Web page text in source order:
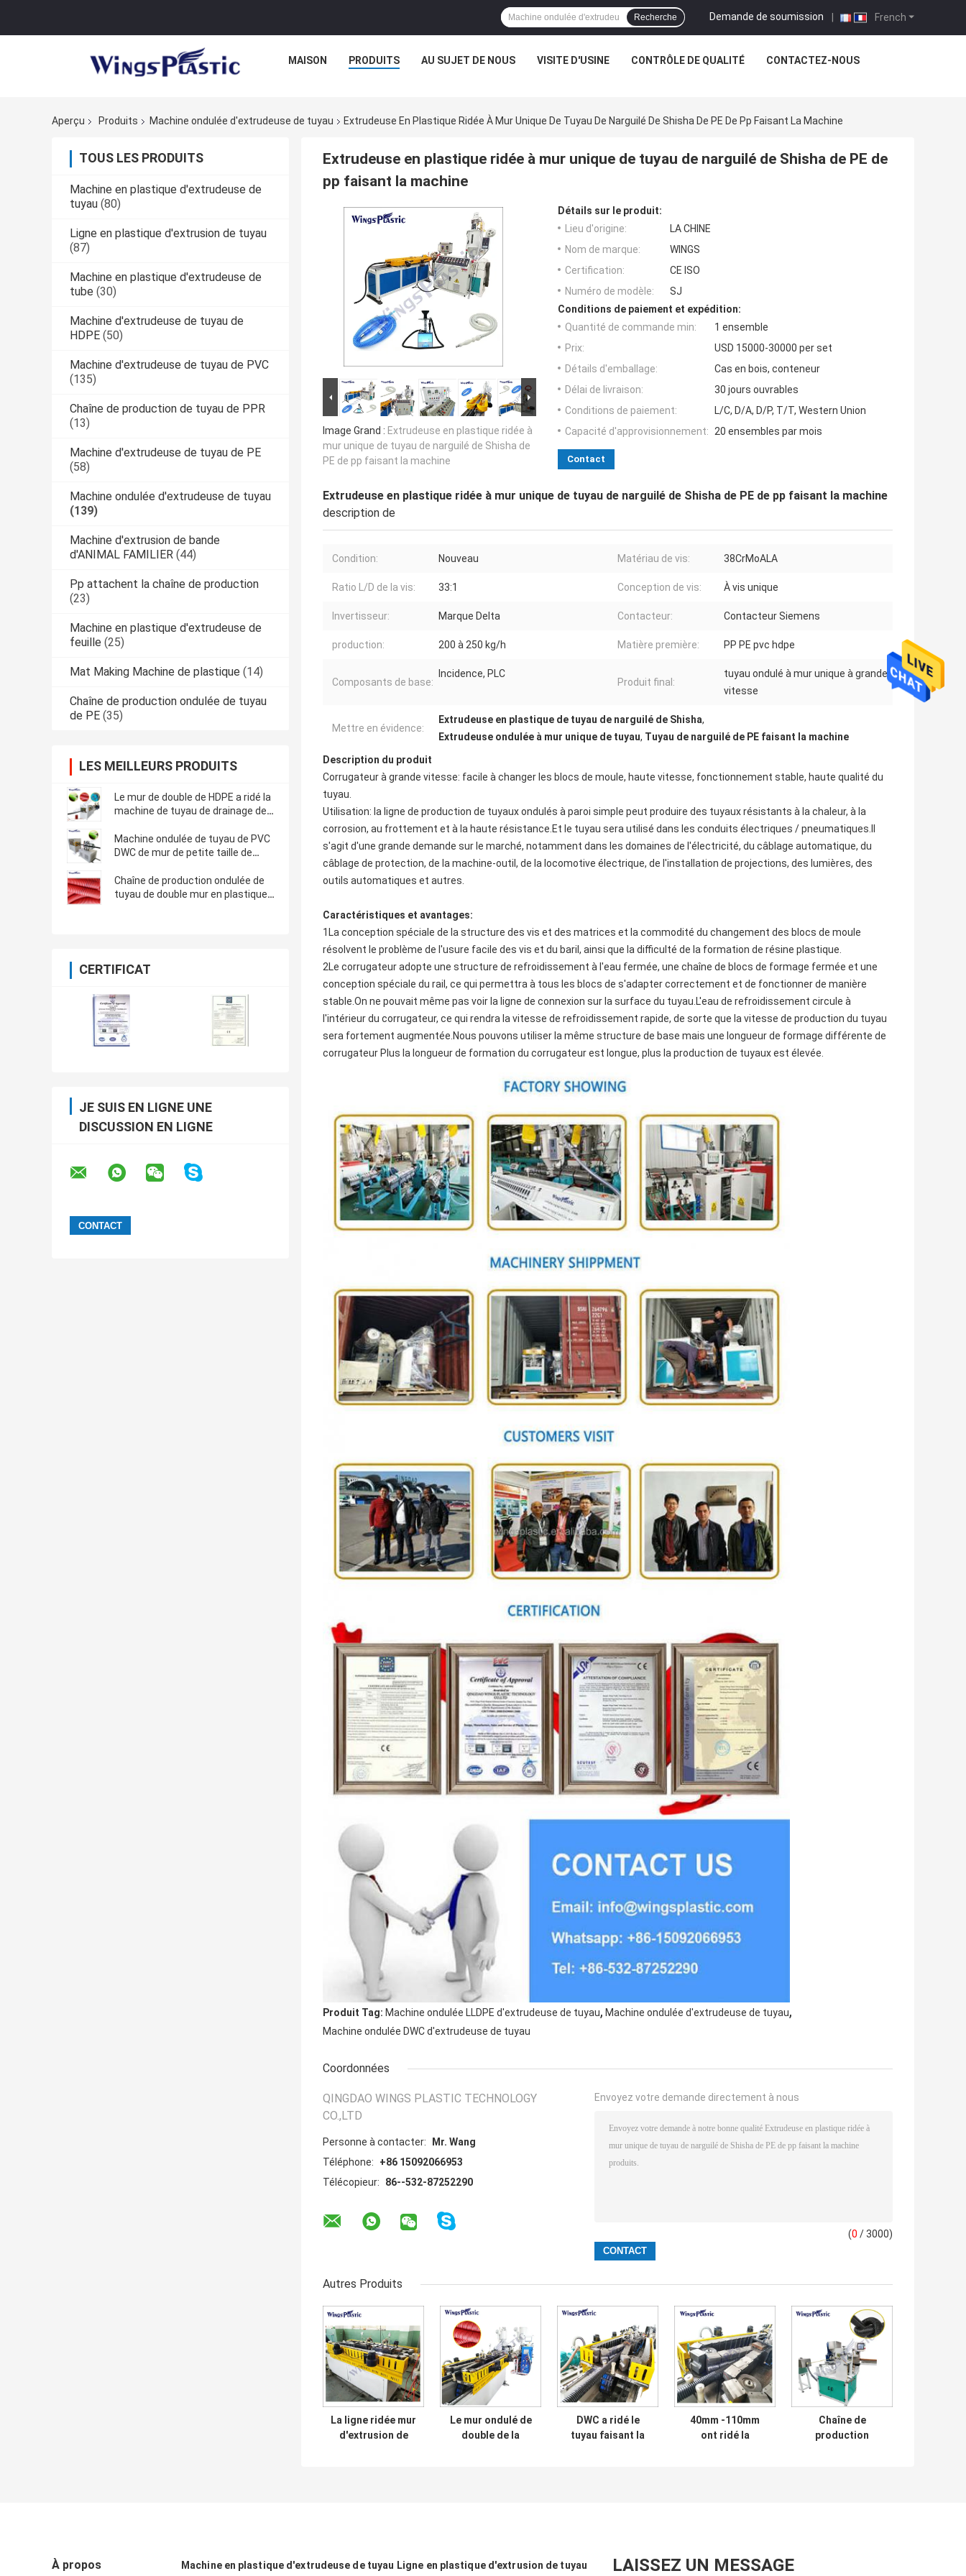
French
Demande de soumission |
Recherche
MAISON PRODUITS AU SUJET DE NOUS VISITE D'USINE CONTRÔLE DE QUALITÉ CONTACTEZ-NOUS
Aperçu Produits Machine ondulée d'extrudeuse de tuyau Extrudeuse En Plastique Ridée À Mur Unique De Tuyau De Narguilé De Shisha De PE De Pp Faisant La Machine
TOUS LES PRODUITS
Machine en plastique d'extrudeuse de
tuyau (80)
Ligne en plastique d'extrusion de tuyau
(87)
Machine en plastique d'extrudeuse de
tube (30)
Machine d'extrudeuse de tuyau de
HDPE (50)
Machine d'extrudeuse de tuyau de PVC
(135)
Chaîne de production de tuyau de PPR
(13)
Machine d'extrudeuse de tuyau de PE
(58)
Machine ondulée d'extrudeuse de tuyau
(139)
Machine d'extrusion de bande
d'ANIMAL FAMILIER (44)
Pp attachent la chaîne de production
(23)
Machine en plastique d'extrudeuse de
feuille (25)
Mat Making Machine de plastique (14)
Chaîne de production ondulée de tuyau
de PE (35)
LES MEILLEURS PRODUITS
Le mur de double de HDPE a ridé la
machine de tuyau de drainage de
Machine ondulée de tuyau de PVC
DWC de mur de petite taille de
Chaîne de production ondulée de
tuyau de double mur en plastique
CERTIFICAT
JE SUIS EN LIGNE UNE
DISCUSSION EN LIGNE
Extrudeuse en plastique ridée à mur unique de tuyau de narguilé de Shisha de PE de
pp faisant la machine
Image Grand : Extrudeuse en plastique ridée à
mur unique de tuyau de narguilé de Shisha de
PE de pp faisant la machine
Détails sur le produit:
Lieu d'origine:
LA CHINE
Nom de marque:
WINGS
Certification:
CE ISO
Numéro de modèle:
SJ
Conditions de paiement et expédition:
Quantité de commande min:
1 ensemble
Prix:
USD 15000-30000 per set
Détails d'emballage:
Cas en bois, conteneur
Délai de livraison:
30 jours ouvrables
Conditions de paiement:
L/C, D/A, D/P, T/T, Western Union
Capacité d'approvisionnement: 20 ensembles par mois
Contact
Extrudeuse en plastique ridée à mur unique de tuyau de narguilé de Shisha de PE de pp faisant la machine
description de
Condition: Nouveau Matériau de vis: 38CrMoALA
Ratio L/D de la vis: 33:1 Conception de vis: À vis unique
Invertisseur: Marque Delta Contacteur: Contacteur Siemens
production: 200 à 250 kg/h Matière première: PP PE pvc hdpe
Composants de base:
Incidence, PLC
Produit final:
tuyau ondulé à mur unique à grande
vitesse
Mettre en évidence:
Extrudeuse en plastique de tuyau de narguilé de Shisha,
Extrudeuse ondulée à mur unique de tuyau, Tuyau de narguilé de PE faisant la machine
Description du produit
Corrugateur à grande vitesse: facile à changer les blocs de moule, haute vitesse, fonctionnement stable, haute qualité du
tuyau.
Utilisation: la ligne de production de tuyaux ondulés à paroi simple peut produire des tuyaux résistants à la chaleur, à la
corrosion, au frottement et à la haute résistance.Et le tuyau sera utilisé dans les conduits électriques / pneumatiques.Il
s'agit d'une grande demande sur le marché, notamment dans les domaines de l'électricité, du câblage automatique, du
câblage de protection, de la machine-outil, de la locomotive électrique, de l'installation de projections, des lumières, des
outils automatiques et autres.
Caractéristiques et avantages:
1La conception spéciale de la structure des vis et des matrices et la commodité du changement des blocs de moule
résolvent le problème de l'usure facile des vis et du baril, ainsi que la difficulté de la formation de résine plastique.
2Le corrugateur adopte une structure de refroidissement à l'eau fermée, une chaîne de blocs de formage fermée et une
conception spéciale du rail, ce qui permettra à tous les blocs de s'adapter correctement et de fonctionner de manière
stable.On ne pouvait même pas voir la ligne de connexion sur la surface du tuyau.L'eau de refroidissement circule à
l'intérieur du corrugateur, ce qui rendra la vitesse de refroidissement rapide, de sorte que la vitesse de production du tuyau
sera fortement augmentée.Nous pouvons utiliser la même structure de base mais une longueur de formage différente de
corrugateur Plus la longueur de formation du corrugateur est longue, plus la production de tuyaux est élevée.
Produit Tag: Machine ondulée LLDPE d'extrudeuse de tuyau, Machine ondulée d'extrudeuse de tuyau,
Machine ondulée DWC d'extrudeuse de tuyau
Coordonnées
QINGDAO WINGS PLASTIC TECHNOLOGY
CO.,LTD
Personne à contacter:
Mr. Wang
Téléphone:
+86 15092066953
Télécopieur:
86--532-87252290
Envoyez votre demande directement à nous
(0 / 3000)
Autres Produits
La ligne ridée mur
d'extrusion de
Le mur ondulé de
double de la
DWC a ridé le
tuyau faisant la
40mm -110mm
ont ridé la
Chaîne de
production
À propos Machine en plastique d'extrudeuse de tuyau Ligne en plastique d'extrusion de tuyau LAISSEZ UN MESSAGE